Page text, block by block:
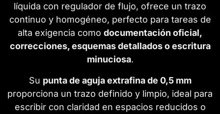
líquida con regulador de flujo, ofrece un trazo
continuo y homogéneo, perfecto para tareas de
alta exigencia como documentación oficial,
correcciones, esquemas detallados o escritura
minuciosa.
Su punta de aguja extrafina de 0,5 mm
proporciona un trazo definido y limpio, ideal para
escribir con claridad en espacios reducidos o